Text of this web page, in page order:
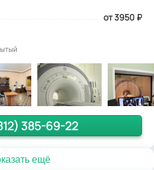
от 3950 ₽
385-69-22
ещё